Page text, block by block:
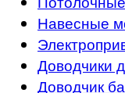
Навесные
Доводчики
Доводчик